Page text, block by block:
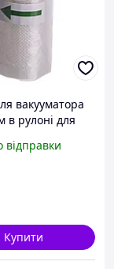
вакууматора
в рулоні для
пакети
їжі
відправки
Купити